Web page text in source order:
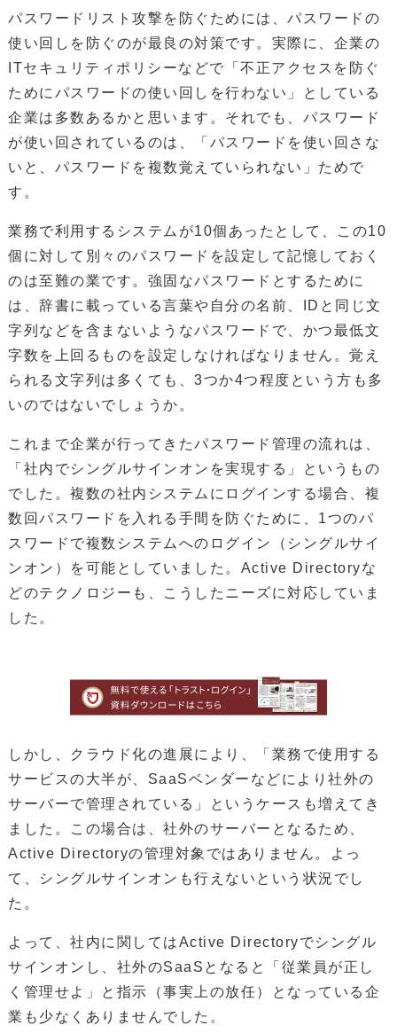
パスワードリスト攻撃を防ぐためには、パスワードの
使い回しを防ぐのが最良の対策です。実際に、企業の
ITセキュリティポリシーなどで「不正アクセスを防ぐ
ためにパスワードの使い回しを行わない」としている
企業は多数あるかと思います。それでも、パスワード
が使い回されているのは、「パスワードを使い回さな
いと、パスワードを複数覚えていられない」ためで
す。
業務で利用するシステムが10個あったとして、この10
個に対して別々のパスワードを設定して記憶しておく
のは至難の業です。強固なパスワードとするために
は、辞書に載っている言葉や自分の名前、IDと同じ文
字列などを含まないようなパスワードで、かつ最低文
字数を上回るものを設定しなければなりません。覚え
られる文字列は多くても、3つか4つ程度という方も多
いのではないでしょうか。
これまで企業が行ってきたパスワード管理の流れは、
「社内でシングルサインオンを実現する」というもの
でした。複数の社内システムにログインする場合、複
数回パスワードを入れる手間を防ぐために、1つのパ
スワードで複数システムへのログイン（シングルサイ
ンオン）を可能としていました。Active Directoryな
どのテクノロジーも、こうしたニーズに対応していま
した。
しかし、クラウド化の進展により、「業務で使用する
サービスの大半が、SaaSベンダーなどにより社外の
サーバーで管理されている」というケースも増えてき
ました。この場合は、社外のサーバーとなるため、
Active Directoryの管理対象ではありません。よっ
て、シングルサインオンも行えないという状況でし
た。
よって、社内に関してはActive Directoryでシングル
サインオンし、社外のSaaSとなると「従業員が正し
く管理せよ」と指示（事実上の放任）となっている企
業も少なくありませんでした。